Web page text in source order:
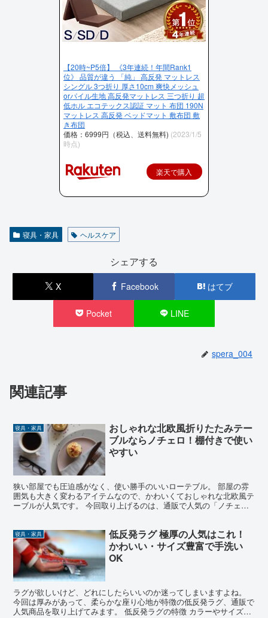
【20時~P5倍】 《3年連続！年間Rank1
位》 品質が違う 「純」 高反発 マットレス
シングル 3つ折り 厚さ10cm 爽快メッシュ
orパイル生地 高反発マットレス 三つ折り 超
低ホル エコテックス認証 マット 布団 190N
マットレス 高反発 ベッドマット 敷布団 敷
き布団
価格：6999円（税込、送料無料) (2023/1/5
時点)
楽天で購入
寝具・家具 ヘルスケア
シェアする
X Facebook はてブ
Pocket LINE
spera_004
関連記事
寝具・家具
おしゃれな北欧風折りたたみテー
ブルならノチェロ！棚付きで使い
やすい
狭い部屋でも圧迫感がなく、使い勝手のいいローテブル。 部屋の雰
囲気も大きく変わるアイテムなので、かわいくておしゃれな北欧風テ
ーブルが人気です。 今回取り上げるのは、通販で人気の「ノチェ
寝具・家具
低反発ラグ 極厚の人気はこれ！
かわいい・サイズ豊富で手洗い
OK
ラグが欲しいけど、どれにしたらいいのか迷ってしまいますよね。
今回は厚みがあって、柔らかな座り心地が特徴の低反発ラグ、通販で
人気商品を取り上げてみます。 低反発ラグの特徴 カラーやサイズの